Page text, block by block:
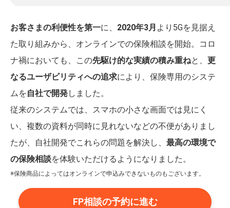
お客さまの利便性を第一に、 2020年3月 より5Gを見据え
た取り組みから、オンラインでの保険相談を開始。コロ
ナ禍においても、この先駆け的な実績の積み重ねと、 更
なるユーザビリティへの追求により、保険専用のシステ
ムを自社で開発しました。
従来のシステムでは、スマホの小さな画面では見にく
い、複数の資料が同時に見れないなどの不便がありまし
たが、自社開発でこれらの問題を解決し、 最高の環境で
の保険相談を体験いただけるようになりました。
※保険商品によってはオンラインで申込みできないものもございます。
FP相談の予約に進む